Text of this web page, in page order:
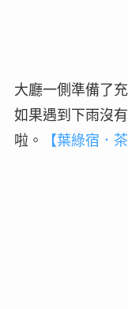
大廳一側準備了
如果遇到下雨沒
啦。
【葉綠宿．